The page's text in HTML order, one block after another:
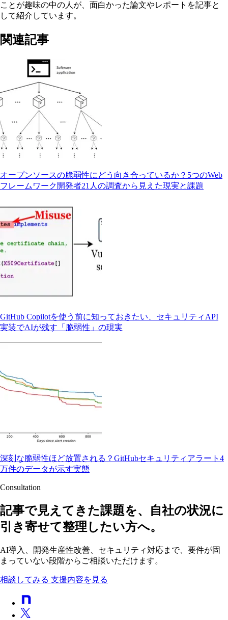
ことが趣味の中の人が、面白かった論文やレポートを記事と
して紹介しています。
関連記事
オープンソースの脆弱性にどう向き合っているか？5つのWeb
フレームワーク開発者21人の調査から見えた現実と課題
GitHub Copilotを使う前に知っておきたい、セキュリティAPI
実装でAIが残す「脆弱性」の現実
深刻な脆弱性ほど放置される？GitHubセキュリティアラート4
万件のデータが示す実態
Consultation
記事で見えてきた課題を、自社の状況に
引き寄せて整理したい方へ。
AI導入、開発生産性改善、セキュリティ対応まで、要件が固
まっていない段階からご相談いただけます。
相談してみる 支援内容を見る